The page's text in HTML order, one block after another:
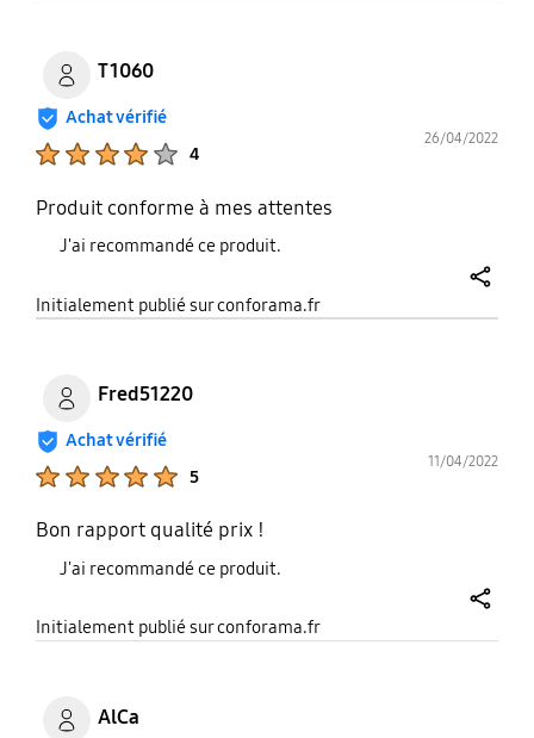
T1060
Achat vérifié
4
26/04/2022
Produit conforme à mes attentes
J'ai recommandé ce produit.
Initialement publié sur conforama.fr
Fred51220
Achat vérifié
5
11/04/2022
Bon rapport qualité prix !
J'ai recommandé ce produit.
Initialement publié sur conforama.fr
AlCa